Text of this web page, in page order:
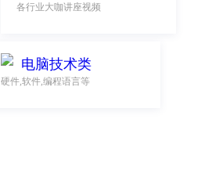
各行业大咖讲座视频
电脑技术类
硬件,软件,编程语言等